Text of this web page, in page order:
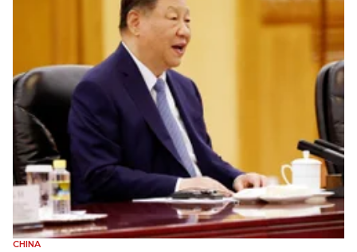
CHINA